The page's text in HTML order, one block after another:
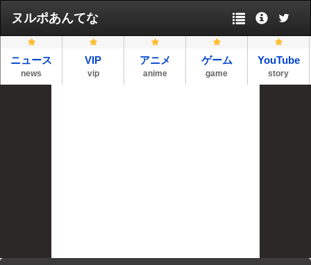
ヌルポあんてな
ニュース
news
VIP
vip
アニメ
anime
ゲーム
game
YouTube
story